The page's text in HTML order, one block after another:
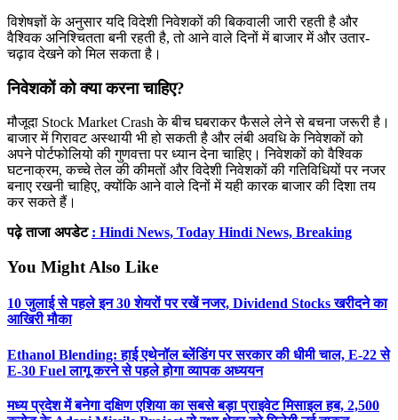
विशेषज्ञों के अनुसार यदि विदेशी निवेशकों की बिकवाली जारी रहती है और
वैश्विक अनिश्चितता बनी रहती है, तो आने वाले दिनों में बाजार में और उतार-
चढ़ाव देखने को मिल सकता है।
निवेशकों को क्या करना चाहिए?
मौजूदा Stock Market Crash के बीच घबराकर फैसले लेने से बचना जरूरी है।
बाजार में गिरावट अस्थायी भी हो सकती है और लंबी अवधि के निवेशकों को
अपने पोर्टफोलियो की गुणवत्ता पर ध्यान देना चाहिए। निवेशकों को वैश्विक
घटनाक्रम, कच्चे तेल की कीमतों और विदेशी निवेशकों की गतिविधियों पर नजर
बनाए रखनी चाहिए, क्योंकि आने वाले दिनों में यही कारक बाजार की दिशा तय
कर सकते हैं।
पढ़े ताजा अपडेट : Hindi News, Today Hindi News, Breaking
You Might Also Like
10 जुलाई से पहले इन 30 शेयरों पर रखें नजर, Dividend Stocks खरीदने का
आखिरी मौका
Ethanol Blending: हाई एथेनॉल ब्लेंडिंग पर सरकार की धीमी चाल, E-22 से
E-30 Fuel लागू करने से पहले होगा व्यापक अध्ययन
मध्य प्रदेश में बनेगा दक्षिण एशिया का सबसे बड़ा प्राइवेट मिसाइल हब, 2,500